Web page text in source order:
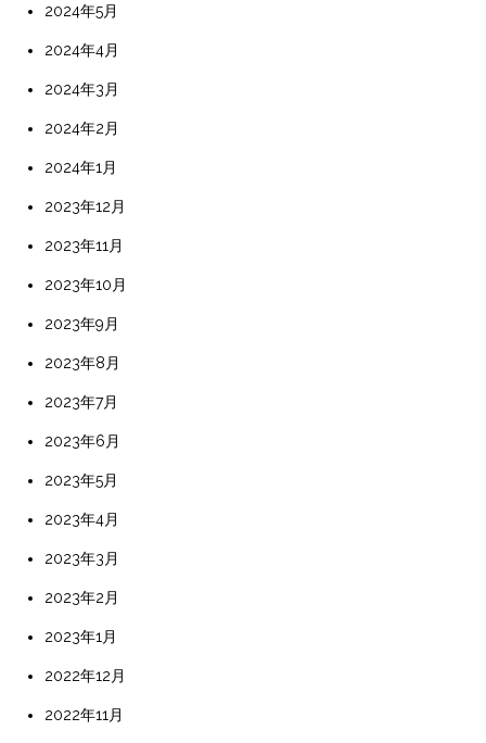
2024年5月
2024年4月
2024年3月
2024年2月
2024年1月
2023年12月
2023年11月
2023年10月
2023年9月
2023年8月
2023年7月
2023年6月
2023年5月
2023年4月
2023年3月
2023年2月
2023年1月
2022年12月
2022年11月